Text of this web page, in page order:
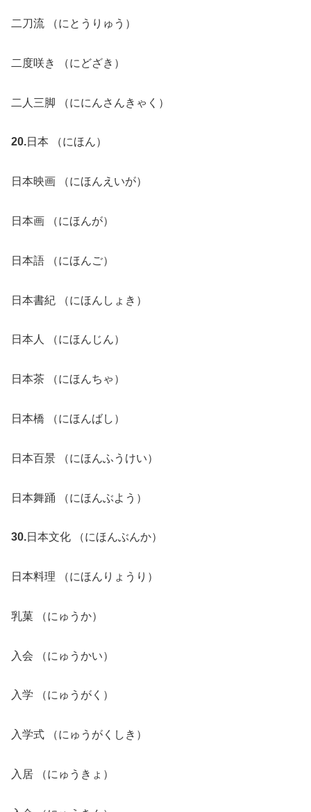
二刀流 （にとうりゅう）
二度咲き （にどざき）
二人三脚 （ににんさんきゃく）
20.日本 （にほん）
日本映画 （にほんえいが）
日本画 （にほんが）
日本語 （にほんご）
日本書紀 （にほんしょき）
日本人 （にほんじん）
日本茶 （にほんちゃ）
日本橋 （にほんばし）
日本百景 （にほんふうけい）
日本舞踊 （にほんぶよう）
30.日本文化 （にほんぶんか）
日本料理 （にほんりょうり）
乳菓 （にゅうか）
入会 （にゅうかい）
入学 （にゅうがく）
入学式 （にゅうがくしき）
入居 （にゅうきょ）